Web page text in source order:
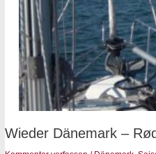
Wieder Dänemark –
Wieder